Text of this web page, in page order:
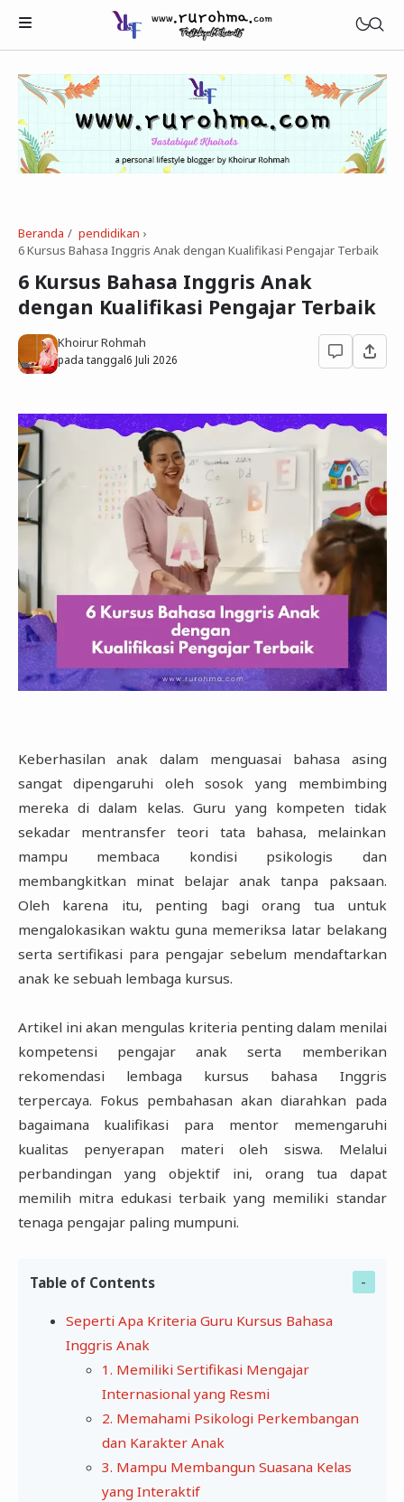
Beauty
Healthy
Tech
Beranda pendidikan ›
6 Kursus Bahasa Inggris Anak dengan Kualifikasi Pengajar Terbaik
6 Kursus Bahasa Inggris Anak
dengan Kualifikasi Pengajar Terbaik
Khoirur Rohmah
pada tanggal6 Juli 2026
Keberhasilan anak dalam menguasai bahasa asing
sangat dipengaruhi oleh sosok yang membimbing
mereka di dalam kelas. Guru yang kompeten tidak
sekadar mentransfer teori tata bahasa, melainkan
mampu membaca kondisi psikologis dan
membangkitkan minat belajar anak tanpa paksaan.
Oleh karena itu, penting bagi orang tua untuk
mengalokasikan waktu guna memeriksa latar belakang
serta sertifikasi para pengajar sebelum mendaftarkan
anak ke sebuah lembaga kursus.
Artikel ini akan mengulas kriteria penting dalam menilai
kompetensi pengajar anak serta memberikan
rekomendasi lembaga kursus bahasa Inggris
terpercaya. Fokus pembahasan akan diarahkan pada
bagaimana kualifikasi para mentor memengaruhi
kualitas penyerapan materi oleh siswa. Melalui
perbandingan yang objektif ini, orang tua dapat
memilih mitra edukasi terbaik yang memiliki standar
tenaga pengajar paling mumpuni.
Table of Contents
Seperti Apa Kriteria Guru Kursus Bahasa
Inggris Anak
1. Memiliki Sertifikasi Mengajar
Internasional yang Resmi
2. Memahami Psikologi Perkembangan
dan Karakter Anak
3. Mampu Membangun Suasana Kelas
yang Interaktif